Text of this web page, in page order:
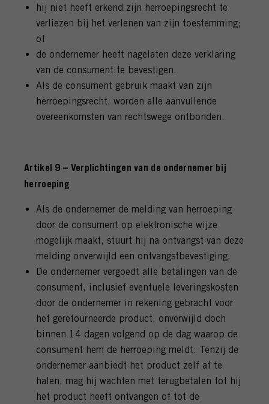
hij niet heeft erkend zijn herroepingsrecht te
verliezen bij het verlenen van zijn toestemming;
of
de ondernemer heeft nagelaten deze verklaring
van de consument te bevestigen.
Als de consument gebruik maakt van zijn
herroepingsrecht, worden alle aanvullende
overeenkomsten van rechtswege ontbonden.
Artikel 9 – Verplichtingen van de ondernemer bij
herroeping
Als de ondernemer de melding van herroeping
door de consument op elektronische wijze
mogelijk maakt, stuurt hij na ontvangst van deze
melding onverwijld een ontvangstbevestiging.
De ondernemer vergoedt alle betalingen van de
consument, inclusief eventuele leveringskosten
door de ondernemer in rekening gebracht voor
het geretourneerde product, onverwijld doch
binnen 14 dagen volgend op de dag waarop de
consument hem de herroeping meldt. Tenzij de
ondernemer aanbiedt het product zelf af te
halen, mag hij wachten met terugbetalen tot hij
het product heeft ontvangen of tot de